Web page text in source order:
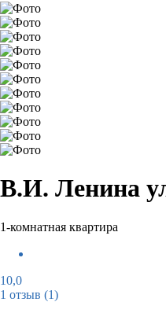
В.И. Ленина
1-комнатная квартира
10,0
1 отзыв (1)